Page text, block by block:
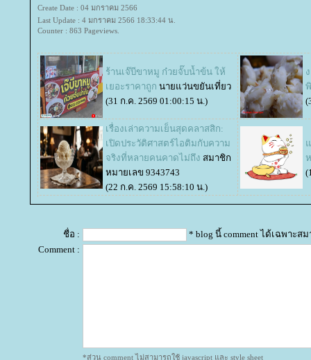
Create Date : 04 มกราคม 2566
Last Update : 4 มกราคม 2566 18:33:44 น.
Counter : 863 Pageviews.
ร้านเจ๊บีขาหมู ก๋วยจั๊บน้ำข้น ให้
เยอะราคาถูก นายแว่นขยันเที่ยว
(31 ก.ค. 2569 01:00:15 น.)
เรื่องเล่าความเย็นสุดคลาสสิก:
เปิดประวัติศาสตร์ไอติมกับความ
จริงที่หลายคนคาดไม่ถึง สมาชิก
หมายเลข 9343743
(22 ก.ค. 2569 15:58:10 น.)
ชื่อ :
* blog นี้ comment ได้เฉพาะส
Comment :
*ส่วน comment ไม่สามารถใช้ javascript และ style sheet